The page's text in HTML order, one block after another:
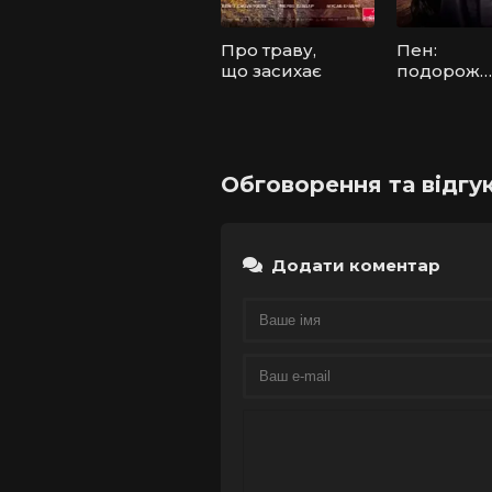
Про траву,
що засихає
Пен:
подорож
Обговорення та
Додати коментар